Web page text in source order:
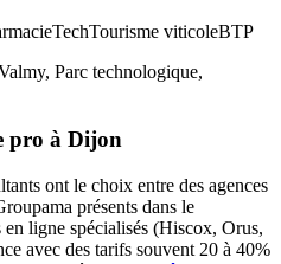
TechTourisme viticoleBTP
Parc technologique,
pro à Dijon
s ont le choix entre des agences
présents dans le
en ligne spécialisés (Hiscox, Orus,
avec des tarifs souvent 20 à 40%